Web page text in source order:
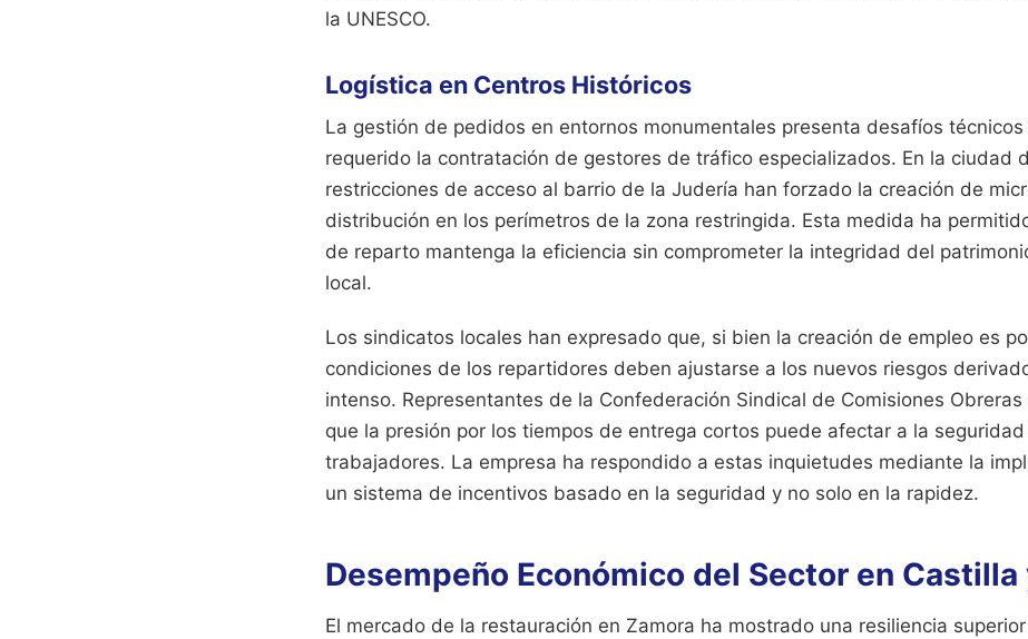
la UNESCO.
Logística en Centros Históricos
La gestión de pedidos en entornos monumentales presenta desafíos técnicos
requerido la contratación de gestores de tráfico especializados. En la ciudad
restricciones de acceso al barrio de la Judería han forzado la creación de
distribución en los perímetros de la zona restringida. Esta medida ha
de reparto mantenga la eficiencia sin comprometer la integridad del
local.
Los sindicatos locales han expresado que, si bien la creación de empleo es
condiciones de los repartidores deben ajustarse a los nuevos riesgos
intenso. Representantes de la Confederación Sindical de Comisiones
que la presión por los tiempos de entrega cortos puede afectar a la
trabajadores. La empresa ha respondido a estas inquietudes mediante la
un sistema de incentivos basado en la seguridad y no solo en la rapidez.
Desempeño Económico del Sector en Castilla
El mercado de la restauración en Zamora ha mostrado una resiliencia